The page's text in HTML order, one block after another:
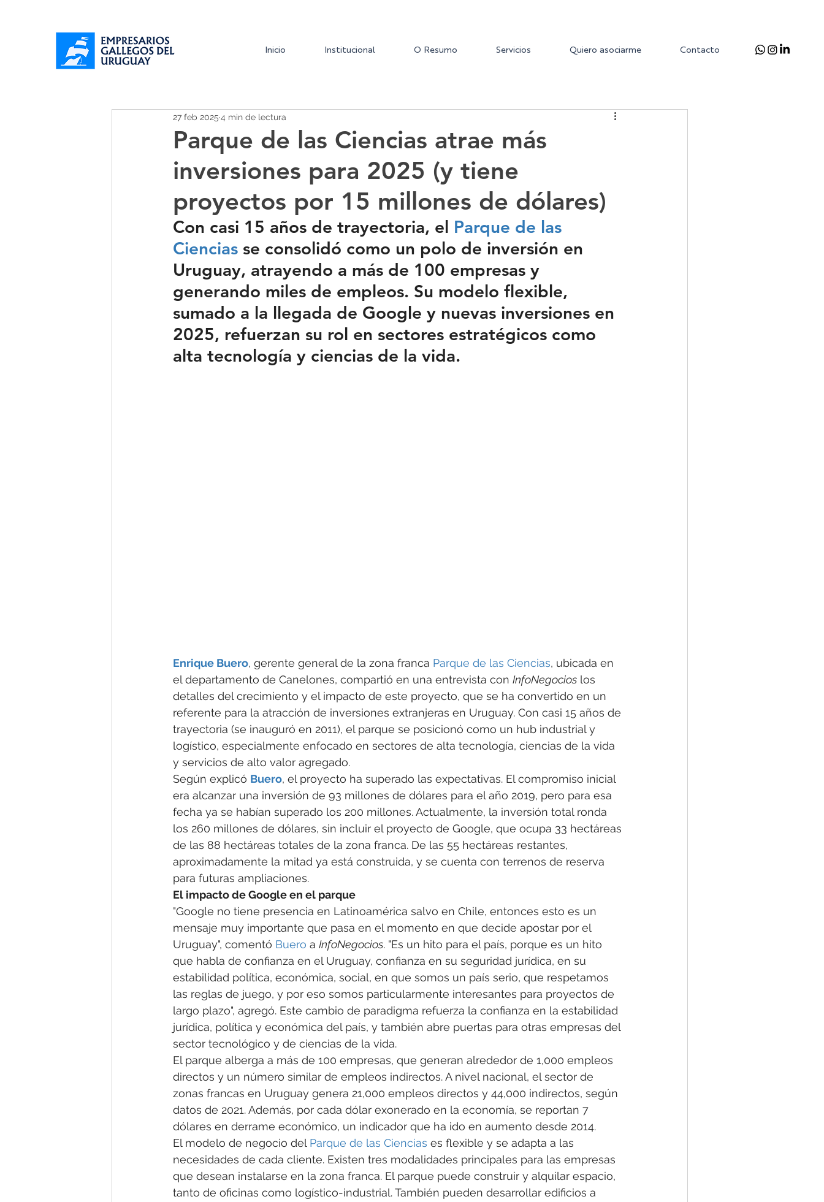
Inicio Institucional O Resumo Servicios Quiero asociarme Contacto
Parque de las Ciencias atrae más
inversiones para 2025 (y tiene
proyectos por 15 millones de dólares)
27 feb 2025 4 min de lectura
Con casi 15 años de trayectoria, el Parque de las
Ciencias se consolidó como un polo de inversión en
Uruguay, atrayendo a más de 100 empresas y
generando miles de empleos. Su modelo flexible,
sumado a la llegada de Google y nuevas inversiones en
2025, refuerzan su rol en sectores estratégicos como
alta tecnología y ciencias de la vida.
Enrique Buero, gerente general de la zona franca Parque de las Ciencias, ubicada en
el departamento de Canelones, compartió en una entrevista con InfoNegocios los
detalles del crecimiento y el impacto de este proyecto, que se ha convertido en un
referente para la atracción de inversiones extranjeras en Uruguay. Con casi 15 años de
trayectoria (se inauguró en 2011), el parque se posicionó como un hub industrial y
logístico, especialmente enfocado en sectores de alta tecnología, ciencias de la vida
y servicios de alto valor agregado.
Según explicó Buero, el proyecto ha superado las expectativas. El compromiso inicial
era alcanzar una inversión de 93 millones de dólares para el año 2019, pero para esa
fecha ya se habían superado los 200 millones. Actualmente, la inversión total ronda
los 260 millones de dólares, sin incluir el proyecto de Google, que ocupa 33 hectáreas
de las 88 hectáreas totales de la zona franca. De las 55 hectáreas restantes,
aproximadamente la mitad ya está construida, y se cuenta con terrenos de reserva
para futuras ampliaciones.
El impacto de Google en el parque
"Google no tiene presencia en Latinoamérica salvo en Chile, entonces esto es un
mensaje muy importante que pasa en el momento en que decide apostar por el
Uruguay", comentó Buero a InfoNegocios. "Es un hito para el país, porque es un hito
que habla de confianza en el Uruguay, confianza en su seguridad jurídica, en su
estabilidad política, económica, social, en que somos un país serio, que respetamos
las reglas de juego, y por eso somos particularmente interesantes para proyectos de
largo plazo", agregó. Este cambio de paradigma refuerza la confianza en la estabilidad
jurídica, política y económica del país, y también abre puertas para otras empresas del
sector tecnológico y de ciencias de la vida.
El parque alberga a más de 100 empresas, que generan alrededor de 1,000 empleos
directos y un número similar de empleos indirectos. A nivel nacional, el sector de
zonas francas en Uruguay genera 21,000 empleos directos y 44,000 indirectos, según
datos de 2021. Además, por cada dólar exonerado en la economía, se reportan 7
dólares en derrame económico, un indicador que ha ido en aumento desde 2014.
El modelo de negocio del Parque de las Ciencias es flexible y se adapta a las
necesidades de cada cliente. Existen tres modalidades principales para las empresas
que desean instalarse en la zona franca. El parque puede construir y alquilar espacio,
tanto de oficinas como logístico-industrial. También pueden desarrollar edificios a